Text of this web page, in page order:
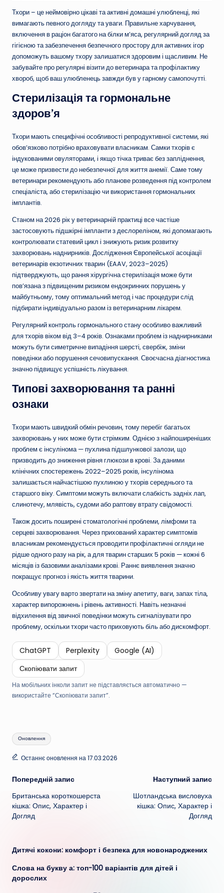
Тхори – це неймовірно цікаві та активні домашні улюбленці, які
вимагають певного догляду та уваги. Правильне харчування,
включення в раціон багатого на білки м’яса, регулярний догляд за
гігієною та забезпечення безпечного простору для активних ігор
допоможуть вашому тхору залишатися здоровим і щасливим. Не
забувайте про регулярні візити до ветеринара та профілактику
хвороб, щоб ваш улюбленець завжди був у гарному самопочутті.
Стерилізація та гормональне
здоров’я
Тхори мають специфічні особливості репродуктивної системи, які
обов’язково потрібно враховувати власникам. Самки тхорів є
індукованими овуляторами, і якщо тічка триває без запліднення,
це може призвести до небезпечної для життя анемії. Саме тому
ветеринари рекомендують або планове розведення під контролем
спеціаліста, або стерилізацію чи використання гормональних
імплантів.
Станом на 2026 рік у ветеринарній практиці все частіше
застосовують підшкірні імпланти з деслореліном, які допомагають
контролювати статевий цикл і знижують ризик розвитку
захворювань наднирників. Дослідження Європейської асоціації
ветеринарів екзотичних тварин (EAAV, 2023–2025)
підтверджують, що рання хірургічна стерилізація може бути
пов’язана з підвищеним ризиком ендокринних порушень у
майбутньому, тому оптимальний метод і час процедури слід
підбирати індивідуально разом із ветеринарним лікарем.
Регулярний контроль гормонального стану особливо важливий
для тхорів віком від 3–4 років. Ознаками проблем із наднирниками
можуть бути симетричне випадіння шерсті, свербіж, зміни
поведінки або порушення сечовипускання. Своєчасна діагностика
значно підвищує успішність лікування.
Типові захворювання та ранні
ознаки
Тхори мають швидкий обмін речовин, тому перебіг багатьох
захворювань у них може бути стрімким. Однією з найпоширеніших
проблем є інсулінома — пухлина підшлункової залози, що
призводить до зниження рівня глюкози в крові. За даними
клінічних спостережень 2022–2025 років, інсулінома
залишається найчастішою пухлиною у тхорів середнього та
старшого віку. Симптоми можуть включати слабкість задніх лап,
слинотечу, млявість, судоми або раптову втрату свідомості.
Також досить поширені стоматологічні проблеми, лімфоми та
серцеві захворювання. Через прихований характер симптомів
власникам рекомендується проводити профілактичні огляди не
рідше одного разу на рік, а для тварин старших 5 років — кожні 6
місяців із базовими аналізами крові. Раннє виявлення значно
покращує прогноз і якість життя тварини.
Особливу увагу варто звертати на зміну апетиту, ваги, запах тіла,
характер випорожнень і рівень активності. Навіть незначні
відхилення від звичної поведінки можуть сигналізувати про
проблему, оскільки тхори часто приховують біль або дискомфорт.
ChatGPT Perplexity
Google (AI)
Скопіювати запит
На мобільних інколи запит не підставляється автоматично —
використайте “Скопіювати запит”.
Позначки:
Оновлення
Останнє оновлення на 17.03.2026
Навігація
по
запису
Попередній запис
Британська короткошерста
кішка: Опис, Характер і
Догляд
Наступний запис
Шотландська висловуха
кішка: Опис, Характер і
Догляд
Дитячі кокони: комфорт і безпека для новонароджених
Слова на букву а: топ-100 варіантів для дітей і
дорослих